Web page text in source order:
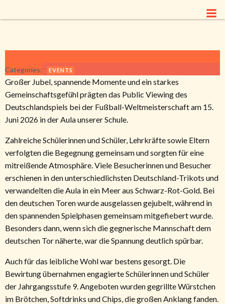
Inhalt
Categories: EVENTS
Großer Jubel, spannende Momente und ein starkes
Gemeinschaftsgefühl prägten das Public Viewing des
Deutschlandspiels bei der Fußball-Weltmeisterschaft am 15.
Juni 2026 in der Aula unserer Schule.
Zahlreiche Schülerinnen und Schüler, Lehrkräfte sowie Eltern
verfolgten die Begegnung gemeinsam und sorgten für eine
mitreißende Atmosphäre. Viele Besucherinnen und Besucher
erschienen in den unterschiedlichsten Deutschland-Trikots und
verwandelten die Aula in ein Meer aus Schwarz-Rot-Gold. Bei
den deutschen Toren wurde ausgelassen gejubelt, während in
den spannenden Spielphasen gemeinsam mitgefiebert wurde.
Besonders dann, wenn sich die gegnerische Mannschaft dem
deutschen Tor näherte, war die Spannung deutlich spürbar.
Auch für das leibliche Wohl war bestens gesorgt. Die
Bewirtung übernahmen engagierte Schülerinnen und Schüler
der Jahrgangsstufe 9. Angeboten wurden gegrillte Würstchen
im Brötchen, Softdrinks und Chips, die großen Anklang fanden.